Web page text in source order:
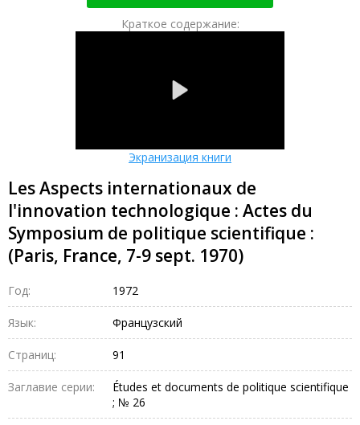
Краткое содержание:
Экранизация книги
Les Aspects internationaux de
l'innovation technologique : Actes du
Symposium de politique scientifique :
(Paris, France, 7-9 sept. 1970)
Год: 1972
Язык: Французский
Страниц: 91
Заглавие серии:
Études et documents de politique scientifique
; № 26